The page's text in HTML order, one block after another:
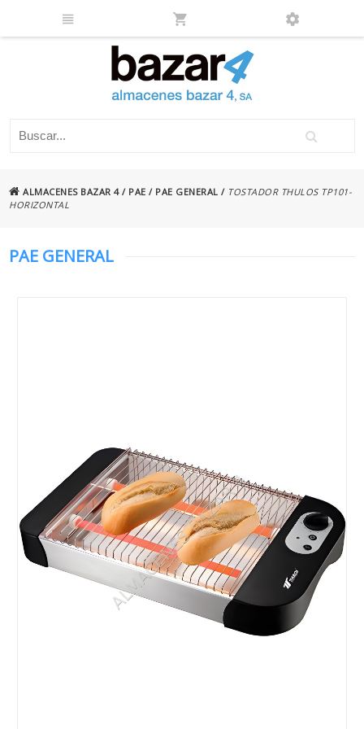
ALMACENES BAZAR 4/ PAE / PAE GENERAL / TOSTADOR THULOS TP101-
HORIZONTAL
PAE GENERAL